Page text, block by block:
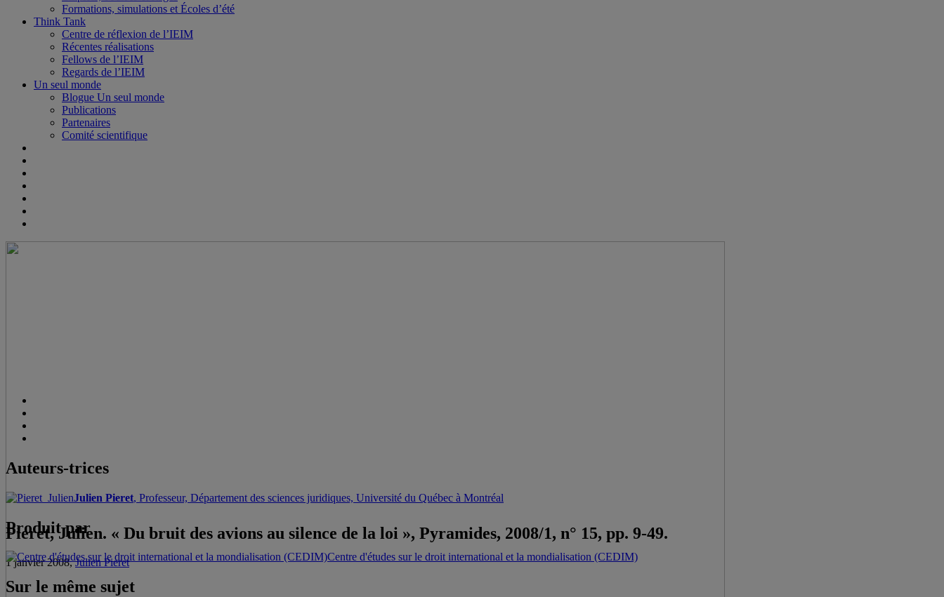
Formations, simulations et Écoles d’été
Think Tank
Centre de réflexion de l’IEIM
Récentes réalisations
Fellows de l’IEIM
Regards de l’IEIM
Un seul monde
Blogue Un seul monde
Publications
Partenaires
Comité scientifique
Pieret, Julien. « Du bruit des avions au silence de la loi », Pyramides, 2008/1, n° 15, pp. 9-49.
1 janvier 2008,Julien Pieret
Auteurs-trices
Julien Pieret, Professeur, Département des sciences juridiques, Université du Québec à Montréal
Produit par
Centre d'études sur le droit international et la mondialisation (CEDIM)
Sur le même sujet